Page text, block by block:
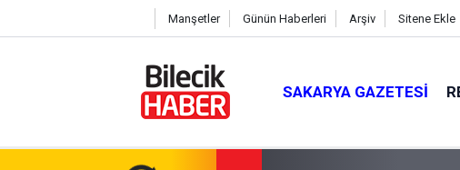
Manşetler Günün Haberleri Arşiv Sitene Ekle
SAKARYA GAZETESI